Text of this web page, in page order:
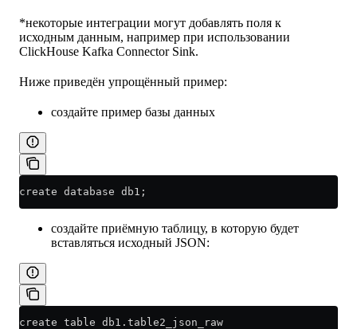
*некоторые интеграции могут добавлять поля к
исходным данным, например при использовании
ClickHouse Kafka Connector Sink.
Ниже приведён упрощённый пример:
создайте пример базы данных
create database db1;
создайте приёмную таблицу, в которую будет
вставляться исходный JSON:
create table db1.table2_json_raw